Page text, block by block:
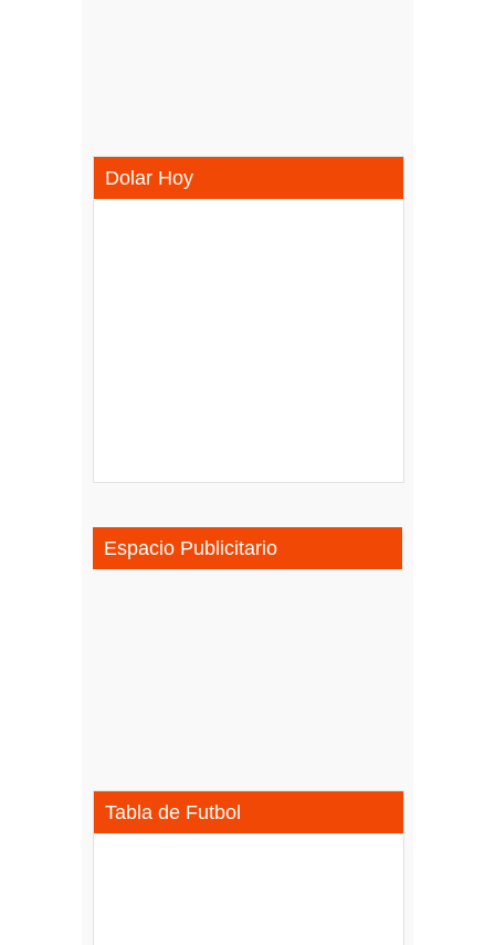
Dolar Hoy
Espacio Publicitario
Tabla de Futbol